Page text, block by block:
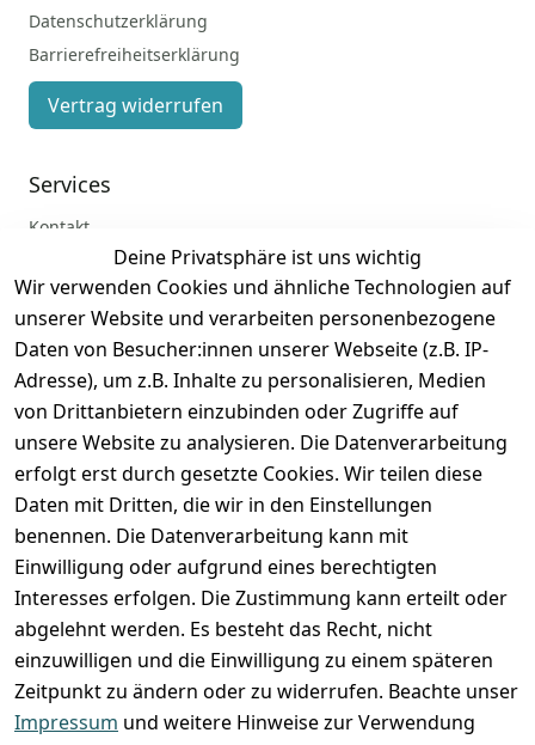
Deine Privatsphäre ist uns wichtig
Wir verwenden Cookies und ähnliche Technologien auf
unserer Website und verarbeiten personenbezogene
Daten von Besucher:innen unserer Webseite (z.B. IP-
Adresse), um z.B. Inhalte zu personalisieren, Medien
von Drittanbietern einzubinden oder Zugriffe auf
unsere Website zu analysieren. Die Datenverarbeitung
erfolgt erst durch gesetzte Cookies. Wir teilen diese
Daten mit Dritten, die wir in den Einstellungen
benennen. Die Datenverarbeitung kann mit
Einwilligung oder aufgrund eines berechtigten
Interesses erfolgen. Die Zustimmung kann erteilt oder
abgelehnt werden. Es besteht das Recht, nicht
einzuwilligen und die Einwilligung zu einem späteren
Zeitpunkt zu ändern oder zu widerrufen. Beachte unser
Impressum und weitere Hinweise zur Verwendung
Datenschutzerklärung
Barrierefreiheitserklärung
Vertrag widerrufen
Services
Kontakt
Registrieren
Zahlung und Versand
VORKASSE RECHNUNG